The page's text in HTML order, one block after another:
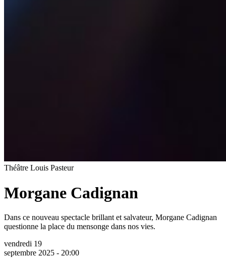
Théâtre Louis Pasteur
Morgane Cadignan
Dans ce nouveau spectacle brillant et salvateur, Morgane Cadignan
questionne la place du mensonge dans nos vies.
vendredi 19
septembre 2025 - 20:00